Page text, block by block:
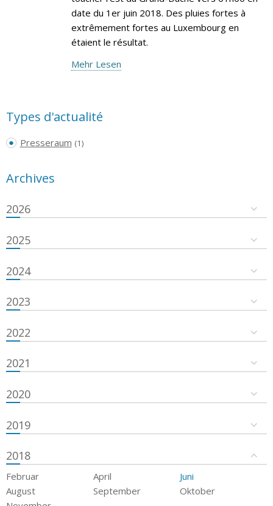
date du 1er juin 2018. Des pluies fortes à
extrêmement fortes au Luxembourg en
étaient le résultat.
Mehr Lesen
Types d'actualité
Presseraum (1)
Archives
2026
2025
2024
2023
2022
2021
2020
2019
2018
Februar April
Juni
August
September
Oktober